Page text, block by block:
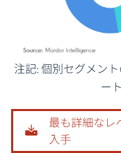
画像 © Mordor Intelligence